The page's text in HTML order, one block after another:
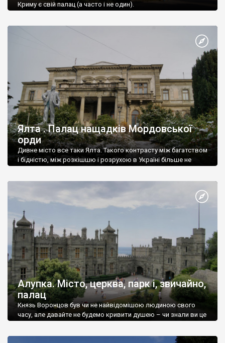
Криму є свій палац (а часто і не один).
Ялта . Палац нащадків Мордовської
орди
Дивне місто все таки Ялта. Такого контрасту між багатством
і бідністю, між розкішшю і розрухою в Україні більше не
Алупка. Місто, церква, парк і, звичайно,
палац
Князь Воронцов був чи не найвідомішою людиною свого
часу, але давайте не будемо кривити душею – чи знали ви це